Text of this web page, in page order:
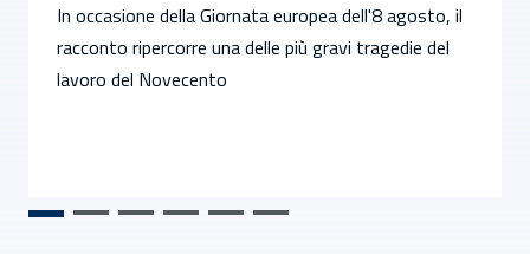
In occasione della Giornata europea dell'8 agosto, il
racconto ripercorre una delle più gravi tragedie del
lavoro del Novecento